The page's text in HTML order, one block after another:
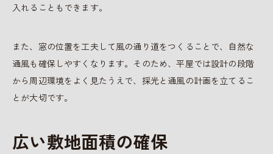
入れることもできます。
また、窓の位置を工夫して風の通り道をつくることで、自然な
通風も確保しやすくなります。そのため、平屋では設計の段階
から周辺環境をよく見たうえで、採光と通風の計画を立てるこ
とが大切です。
広い敷地面積の確保